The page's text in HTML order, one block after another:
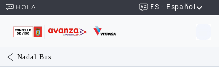
HOLA ES - Español
Nadal Bus